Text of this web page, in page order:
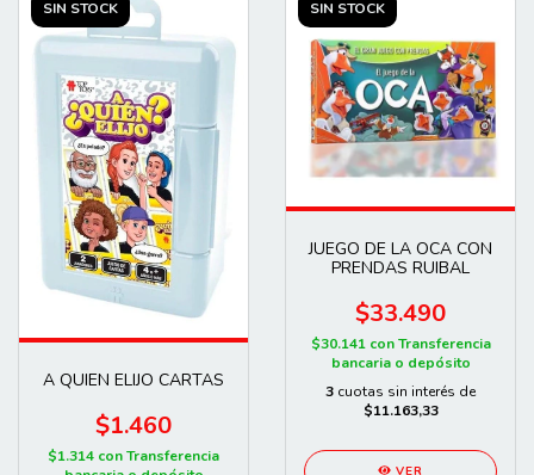
SIN STOCK
A QUIEN ELIJO CARTAS
$1.460
$1.314 conTransferencia
SIN STOCK
JUEGO DE LA OCA CON
PRENDAS RUIBAL
$33.490
$30.141 con Transferencia
bancaria o depósito
3 cuotas sin interés de
$11.163,33
VER